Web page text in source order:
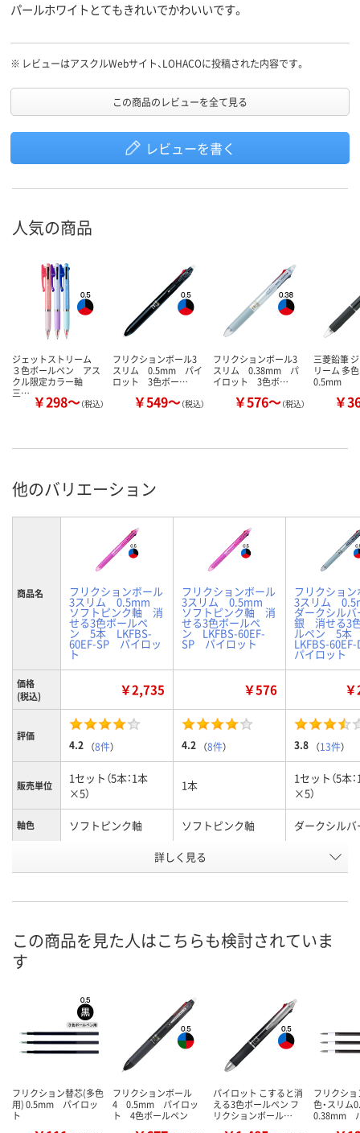
パールホワイトとてもきれいでかわいいです。
※ レビューはアスクルWebサイト、LOHACOに投稿された内容です。
この商品のレビューを全て見る
レビューを書く
人気の商品
ジェットストリーム
３色ボールペン アス
クル限定カラー軸
三… ￥298～（税込）
フリクションボール3
スリム 0.5mm パイ
ロット 3色ボー…
￥549～（税込）
フリクションボール3
スリム 0.38mm パ
イロット 3色ボ…
￥576～（税込）
三菱鉛筆
リーム 多
0.5mm
￥
他のバリエーション
商品名 フリクションボール
3スリム 0.5mm
ソフトピンク軸 消
せる3色ボールペ
ン 5本 LKFBS-
60EF-SP パイロッ
ト
フリクションボール
3スリム 0.5mm
ソフトピンク軸 消
せる3色ボールペ
ン LKFBS-60EF-
SP パイロット
フリクショ
3スリム
ダークシル
銀 消せる3
ルペン 5
LKFBS-
パイロット
価格
(税込)
￥2,735 ￥576
評価
4.2 （8件） 4.2 （8件） 3.8 （13件）
販売単位
1セット（5本：1本
×5）
1本
1セット（5本
×5）
軸色 ソフトピンク軸 ソフトピンク軸 ダークシルバ
P213908 P238051
8月7日（金）
詳しく見る
この商品を見た人はこちらも検討されていま
す
フリクション替芯(多色
用) 0.5mm パイロッ
ト
フリクションボール
4 0.5mm パイロッ
ト 4色ボールペン
パイロット こすると消
える3色ボールペン フ
リクションボール…
フリクシ
色・スリム
0.38mm